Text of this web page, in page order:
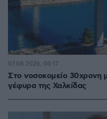
Στο νοσοκομείο 30χρονη
γέφυρα της Χαλκίδας
07.08.2026, 00:17